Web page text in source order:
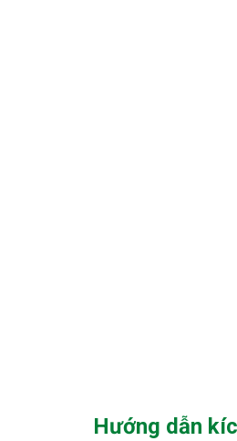
Hướng dẫn